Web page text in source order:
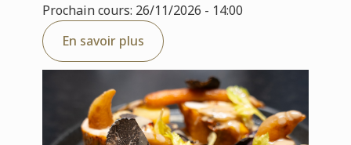
Prochain cours: 26/11/2026 - 14:00
En savoir plus